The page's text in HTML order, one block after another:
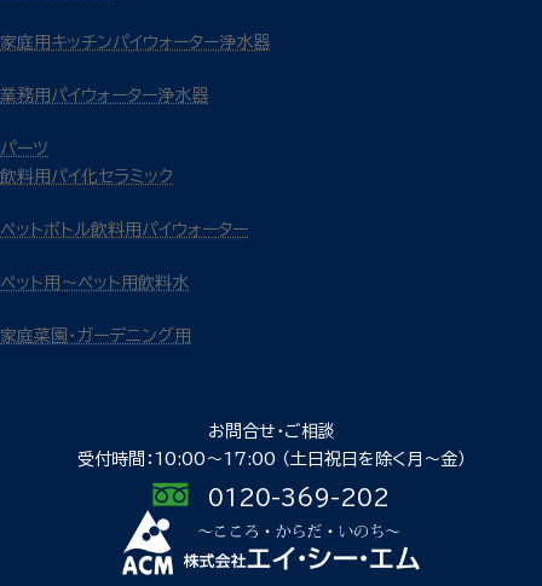
家庭用キッチンパイウォーター浄水器
業務用パイウォーター浄水器
パーツ
飲料用パイ化セラミック
ペットボトル飲料用パイウォーター
ペット用～ペット用飲料水
家庭菜園・ガーデニング用
お問合せ・ご相談
受付時間：10:00〜17:00 （土日祝日を除く月〜金）
0120-369-202